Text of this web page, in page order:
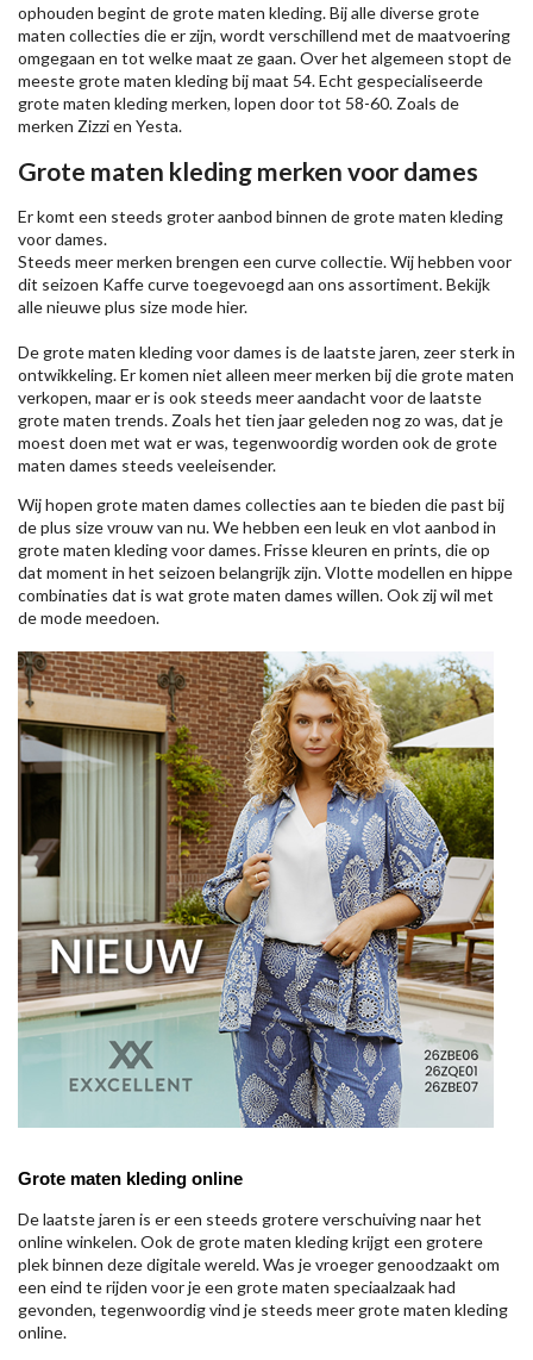
ophouden begint de grote maten kleding. Bij alle diverse grote
maten collecties die er zijn, wordt verschillend met de maatvoering
omgegaan en tot welke maat ze gaan. Over het algemeen stopt de
meeste grote maten kleding bij maat 54. Echt gespecialiseerde
grote maten kleding merken, lopen door tot 58-60. Zoals de
merken Zizzien Yesta.
Grote maten kleding merken voor dames
Er komt een steeds groter aanbod binnen de grote maten kleding
voor dames.
Steeds meer merken brengen een curve collectie. Wij hebben voor
dit seizoen Kaffecurve toegevoegd aan ons assortiment. Bekijk
alle nieuweplus size modehier.
De grote maten kleding voor dames is de laatste jaren, zeer sterk in
ontwikkeling. Er komen niet alleen meer merken bij die grote maten
verkopen, maar er is ook steeds meer aandacht voor de laatste
grote maten trends. Zoals het tien jaar geleden nog zo was, dat je
moest doen met wat er was, tegenwoordig worden ook de grote
maten dames steeds veeleisender.
Wij hopen grote maten dames collecties aan te bieden die past bij
de plus size vrouw van nu. We hebben een leuk en vlot aanbod in
grote maten kleding voor dames. Frisse kleuren en prints, die op
dat moment in het seizoen belangrijk zijn. Vlotte modellen en hippe
combinaties dat is wat grote maten dames willen. Ook zij wil met
de mode meedoen.
Grote maten kleding online
De laatste jaren is er een steeds grotere verschuiving naar het
online winkelen. Ook de grote maten kleding krijgt een grotere
plek binnen deze digitale wereld. Was je vroeger genoodzaakt om
een eind te rijden voor je een grote maten speciaalzaak had
gevonden, tegenwoordig vind je steeds meer grote maten kleding
online.